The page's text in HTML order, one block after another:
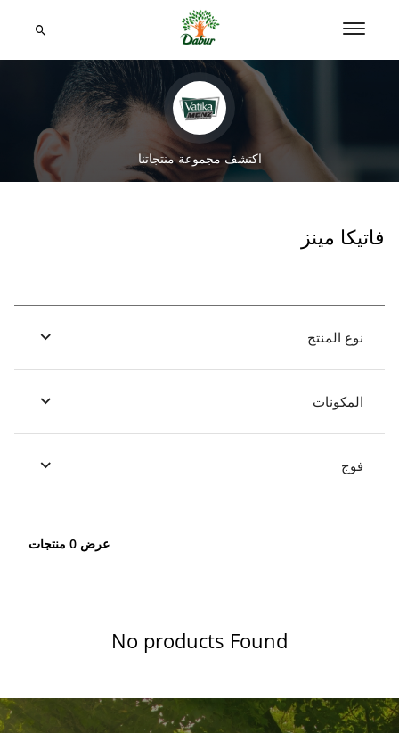
اكتشف مجموعة منتجاتنا
فاتيكا مينز
نوع المنتج
المكونات
فوج
عرض 0 منتجات
No products Found